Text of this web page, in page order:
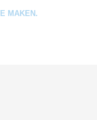
MAKEN.